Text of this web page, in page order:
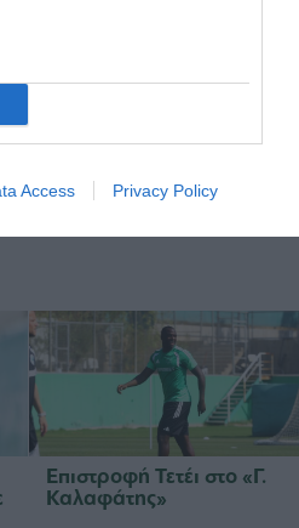
Access Privacy Policy
Χουλτ, Ζέκα, Κουρμπέλης,
Εμποκού (68′ Λουντ),
Μπεργκ.
Επιστροφή Τετέι στο «Γ.
Καλαφάτης»